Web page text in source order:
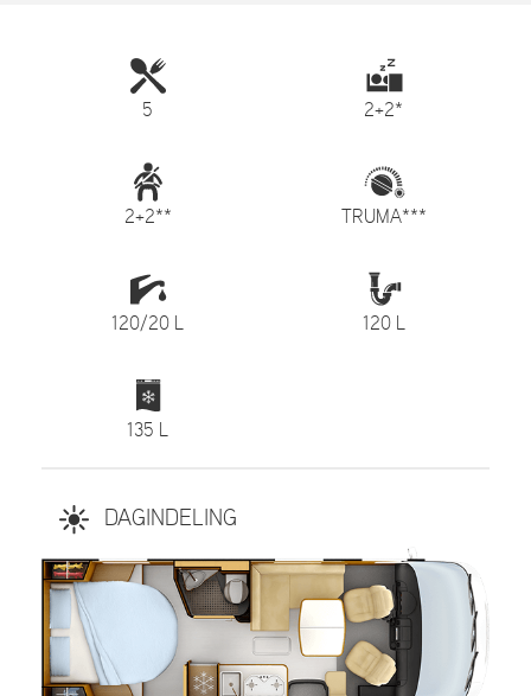
5 2+2*
2+2** TRUMA***
120/20 L 120 L
135 L
DAGINDELING